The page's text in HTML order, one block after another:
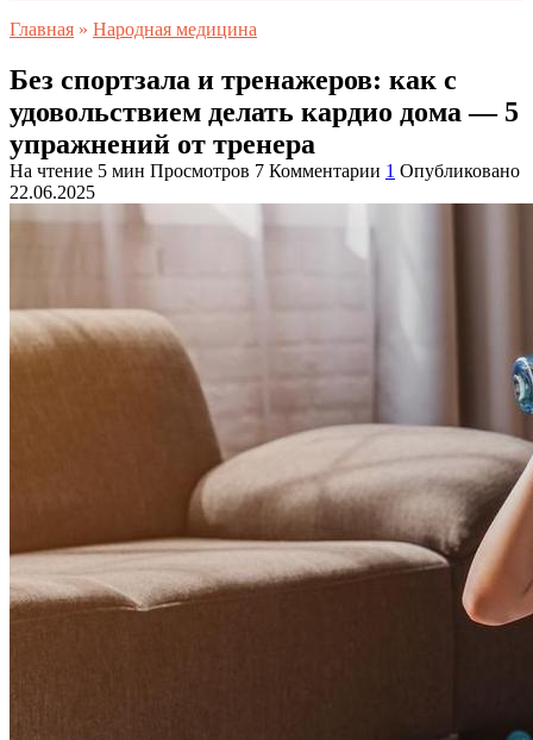
Главная » Народная медицина
Без спортзала и тренажеров: как с
удовольствием делать кардио дома — 5
упражнений от тренера
На чтение 5 мин Просмотров 7 Комментарии 1 Опубликовано
22.06.2025